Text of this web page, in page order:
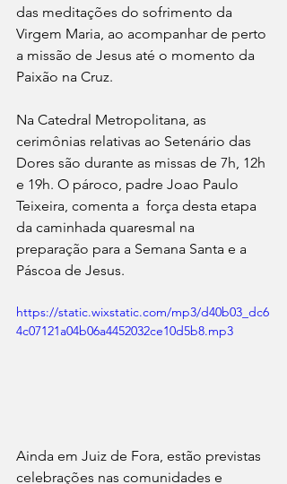
das meditações do sofrimento da
Virgem Maria, ao acompanhar de perto
a missão de Jesus até o momento da
Paixão na Cruz.
Na Catedral Metropolitana, as
cerimônias relativas ao Setenário das
Dores são durante as missas de 7h, 12h
e 19h. O pároco, padre Joao Paulo
Teixeira, comenta a  força desta etapa
da caminhada quaresmal na
preparação para a Semana Santa e a
Páscoa de Jesus.
https://static.wixstatic.com/mp3/d40b03_dc6
4c07121a04b06a4452032ce10d5b8.mp3
Ainda em Juiz de Fora, estão previstas
celebrações nas comunidades e